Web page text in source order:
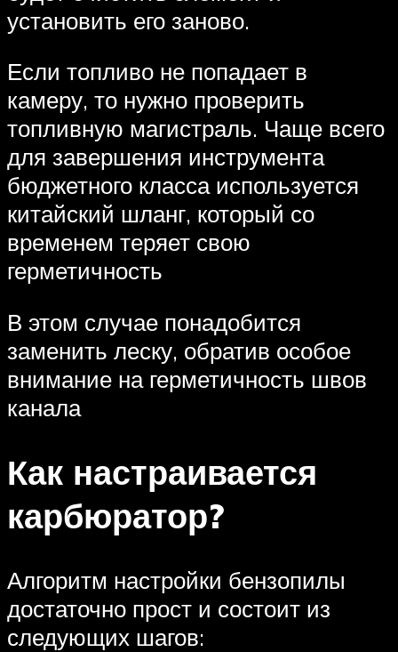
установить его заново.
Если топливо не попадает в
камеру, то нужно проверить
топливную магистраль. Чаще всего
для завершения инструмента
бюджетного класса используется
китайский шланг, который со
временем теряет свою
герметичность
В этом случае понадобится
заменить леску, обратив особое
внимание на герметичность швов
канала
Как настраивается
карбюратор?
Алгоритм настройки бензопилы
достаточно прост и состоит из
следующих шагов: